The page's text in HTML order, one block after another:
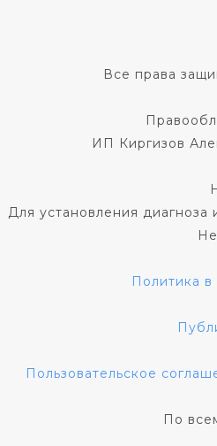
Все права
ИП Киргизов
Для установления диагноза
Политика
Пользовательское
По